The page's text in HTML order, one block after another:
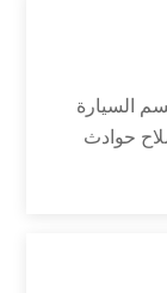
السيارة
حوادث